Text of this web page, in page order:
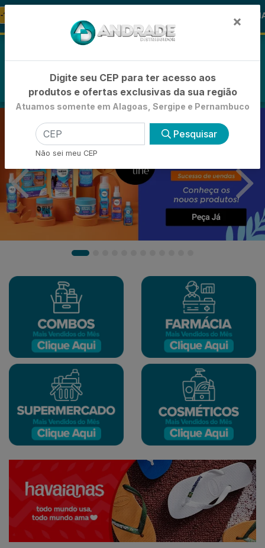
🪞 FRALDA TURMA DA×
Digite seu CEP para ter acesso aos
produtos e ofertas exclusivas da sua região
Atuamos somente em Alagoas, Sergipe e Pernambuco
Pesquisar
Não sei meu CEP